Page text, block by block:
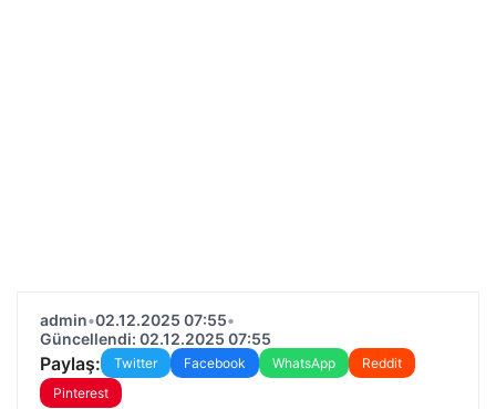
admin•02.12.2025 07:55•
Güncellendi: 02.12.2025 07:55
Paylaş: Twitter Facebook WhatsApp
Reddit
Pinterest